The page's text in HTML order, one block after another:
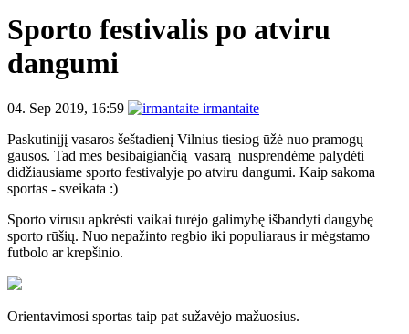
Sporto festivalis po atviru
dangumi
04. Sep 2019, 16:59
irmantaite
Paskutinįjį vasaros šeštadienį Vilnius tiesiog ūžė nuo pramogų
gausos. Tad mes besibaigiančią vasarą nusprendėme palydėti
didžiausiame sporto festivalyje po atviru dangumi. Kaip sakoma
sportas - sveikata :)
Sporto virusu apkrėsti vaikai turėjo galimybę išbandyti daugybę
sporto rūšių. Nuo nepažinto regbio iki populiaraus ir mėgstamo
futbolo ar krepšinio.
Orientavimosi sportas taip pat sužavėjo mažuosius.